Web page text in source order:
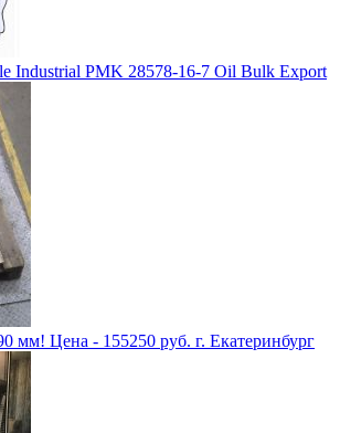
Industrial PMK 28578-16-7 Oil Bulk Export
мм! Цена - 155250 руб. г. Екатеринбург